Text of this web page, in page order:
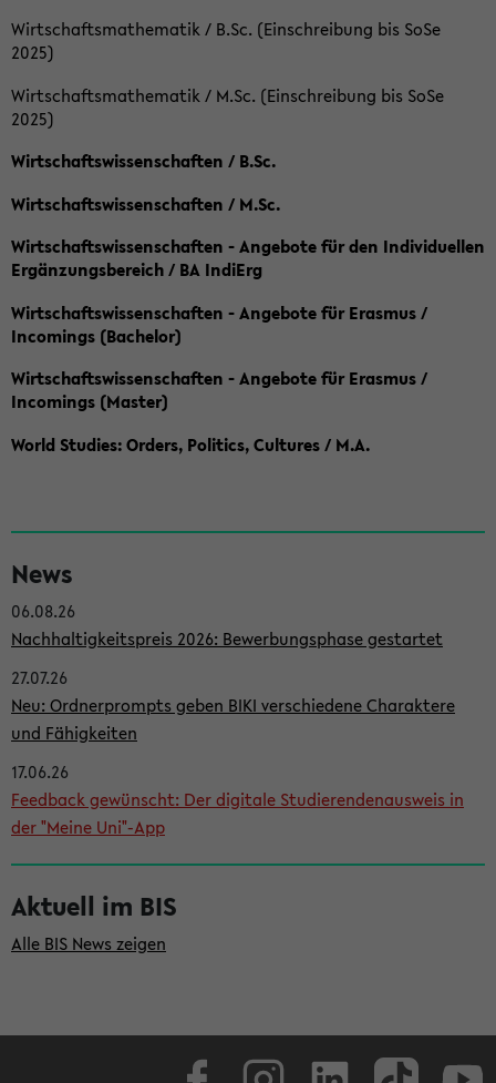
Wirtschaftsmathematik / B.Sc. (Einschreibung bis SoSe
2025)
Wirtschaftsmathematik / M.Sc. (Einschreibung bis SoSe
2025)
Wirtschaftswissenschaften / B.Sc.
Wirtschaftswissenschaften / M.Sc.
Wirtschaftswissenschaften - Angebote für den Individuellen
Ergänzungsbereich / BA IndiErg
Wirtschaftswissenschaften - Angebote für Erasmus /
Incomings (Bachelor)
Wirtschaftswissenschaften - Angebote für Erasmus /
Incomings (Master)
World Studies: Orders, Politics, Cultures / M.A.
e
i
t
e
n
l
e
i
s
t
e
News
06.08.26
Nachhaltigkeitspreis 2026: Bewerbungsphase gestartet
27.07.26
Neu: Ordnerprompts geben BIKI verschiedene Charaktere
und Fähigkeiten
17.06.26
Feedback gewünscht: Der digitale Studierendenausweis in
der "Meine Uni"-App
Aktuell im BIS
Alle BIS News zeigen